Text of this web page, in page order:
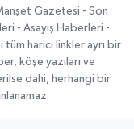
Gazetesi - Son
- Asayiş Haberleri -
tüm harici linkler ayrı bir
köşe yazıları ve
dahi, herhangi bir